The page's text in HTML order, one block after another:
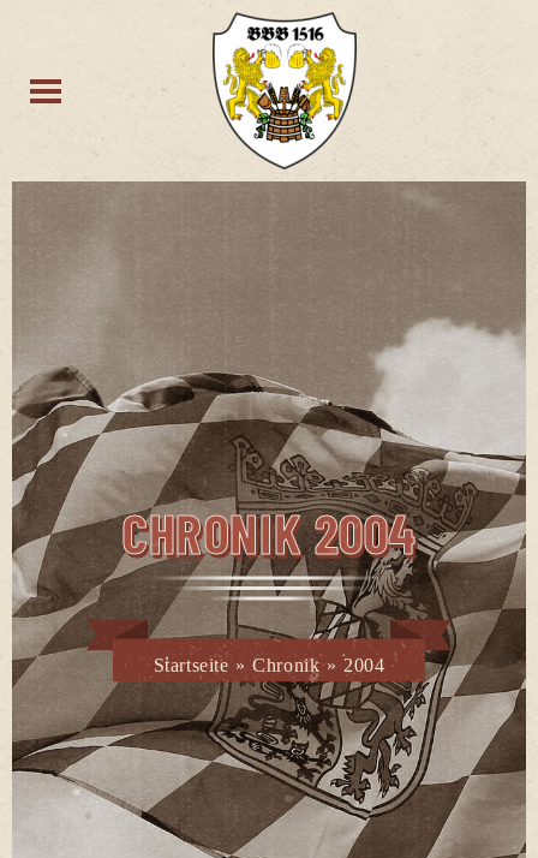
CHRONIK 2004
Startseite »Chronik» 2004